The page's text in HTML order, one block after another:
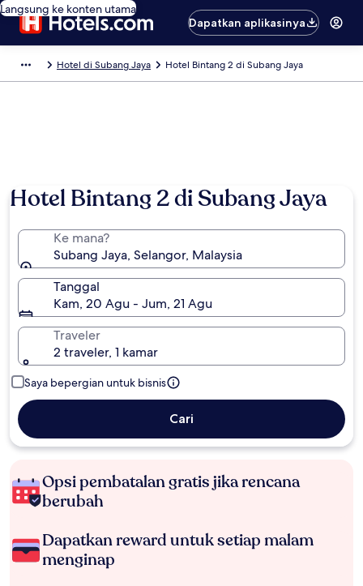
Langsung ke konten utama
Dapatkan aplikasinya
Hotel di Subang Jaya Hotel Bintang 2 di Subang Jaya
Hotel Bintang 2 di Subang Jaya
Ke mana?
Subang Jaya, Selangor, Malaysia
Tanggal
Kam, 20 Agu - Jum, 21 Agu
Traveler
2 traveler, 1 kamar
Saya bepergian untuk bisnis
Cari
Opsi pembatalan gratis jika rencana
berubah
Dapatkan reward untuk setiap malam
menginap